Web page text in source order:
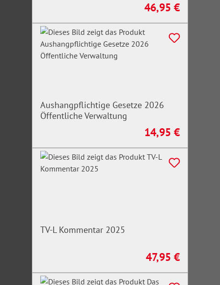
Regulärer Preis:
46,95 €
Aushangpflichtige Gesetze 2026
Öffentliche Verwaltung
Regulärer Preis:
14,95 €
TV-L Kommentar 2025
Regulärer Preis:
47,95 €